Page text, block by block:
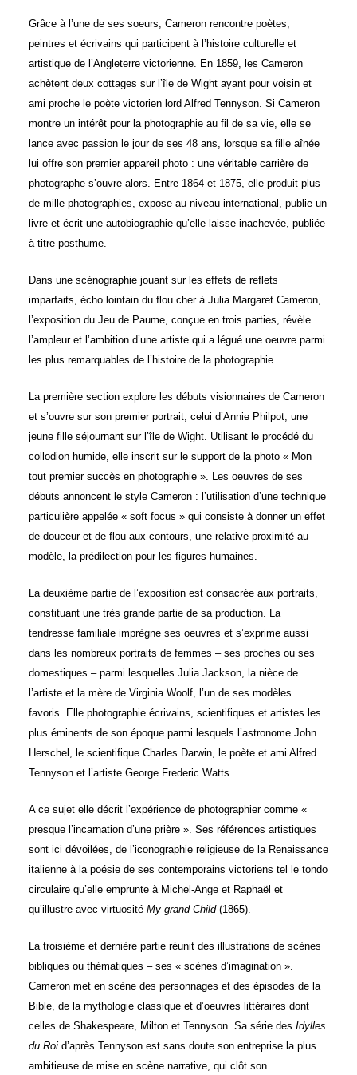
Grâce à l’une de ses soeurs, Cameron rencontre poètes,
peintres et écrivains qui participent à l’histoire culturelle et
artistique de l’Angleterre victorienne. En 1859, les Cameron
achètent deux cottages sur l’île de Wight ayant pour voisin et
ami proche le poète victorien lord Alfred Tennyson. Si Cameron
montre un intérêt pour la photographie au fil de sa vie, elle se
lance avec passion le jour de ses 48 ans, lorsque sa fille aînée
lui offre son premier appareil photo : une véritable carrière de
photographe s’ouvre alors. Entre 1864 et 1875, elle produit plus
de mille photographies, expose au niveau international, publie un
livre et écrit une autobiographie qu’elle laisse inachevée, publiée
à titre posthume.
Dans une scénographie jouant sur les effets de reflets
imparfaits, écho lointain du flou cher à Julia Margaret Cameron,
l’exposition du Jeu de Paume, conçue en trois parties, révèle
l’ampleur et l’ambition d’une artiste qui a légué une oeuvre parmi
les plus remarquables de l’histoire de la photographie.
La première section explore les débuts visionnaires de Cameron
et s’ouvre sur son premier portrait, celui d’Annie Philpot, une
jeune fille séjournant sur l’île de Wight. Utilisant le procédé du
collodion humide, elle inscrit sur le support de la photo « Mon
tout premier succès en photographie ». Les oeuvres de ses
débuts annoncent le style Cameron : l’utilisation d’une technique
particulière appelée « soft focus » qui consiste à donner un effet
de douceur et de flou aux contours, une relative proximité au
modèle, la prédilection pour les figures humaines.
La deuxième partie de l’exposition est consacrée aux portraits,
constituant une très grande partie de sa production. La
tendresse familiale imprègne ses oeuvres et s’exprime aussi
dans les nombreux portraits de femmes – ses proches ou ses
domestiques – parmi lesquelles Julia Jackson, la nièce de
l’artiste et la mère de Virginia Woolf, l’un de ses modèles
favoris. Elle photographie écrivains, scientifiques et artistes les
plus éminents de son époque parmi lesquels l’astronome John
Herschel, le scientifique Charles Darwin, le poète et ami Alfred
Tennyson et l’artiste George Frederic Watts.
A ce sujet elle décrit l’expérience de photographier comme «
presque l’incarnation d’une prière ». Ses références artistiques
sont ici dévoilées, de l’iconographie religieuse de la Renaissance
italienne à la poésie de ses contemporains victoriens tel le tondo
circulaire qu’elle emprunte à Michel-Ange et Raphaël et
qu’illustre avec virtuosité My grand Child (1865).
La troisième et dernière partie réunit des illustrations de scènes
bibliques ou thématiques – ses « scènes d’imagination ».
Cameron met en scène des personnages et des épisodes de la
Bible, de la mythologie classique et d’oeuvres littéraires dont
celles de Shakespeare, Milton et Tennyson. Sa série des Idylles
du Roi d’après Tennyson est sans doute son entreprise la plus
ambitieuse de mise en scène narrative, qui clôt son